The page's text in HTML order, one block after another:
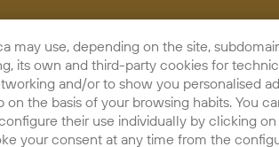
may use, depending on the site,
its own and third-party cookies for
and/or to show you personalised
on the basis of your browsing habits. You
their use individually by clicking
your consent at any time from the